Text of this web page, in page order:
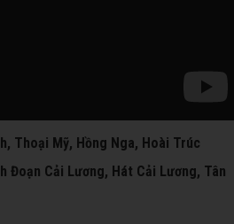
Thoại Mỹ, Hồng Nga, Hoài Trúc
Đoạn Cải Lương, Hát Cải Lương, Tân